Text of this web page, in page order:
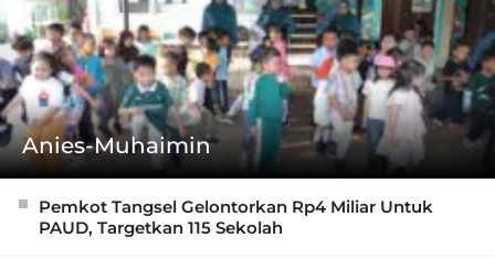
Anies-Muhaimin
Pemkot Tangsel Gelontorkan Rp4 Miliar Untuk
PAUD, Targetkan 115 Sekolah